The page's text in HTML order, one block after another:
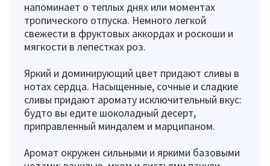
напоминает о теплых днях или моментах
тропического отпуска. Немного легкой
свежести в фруктовых аккордах и роскоши и
мягкости в лепестках роз.
Яркий и доминирующий цвет придают сливы в
нотах сердца. Насыщенные, сочные и сладкие
сливы придают аромату исключительный вкус:
будто вы едите шоколадный десерт,
приправленный миндалем и марципаном.
Аромат окружен сильными и яркими базовыми